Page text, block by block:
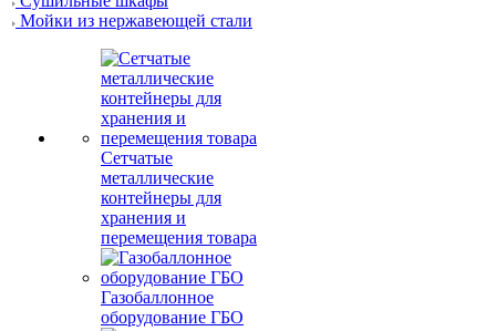
Мойки из нержавеющей стали
Сетчатые
металлические
контейнеры для
хранения и
перемещения товара
Газобаллонное
оборудование ГБО